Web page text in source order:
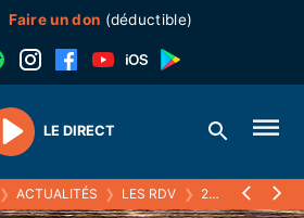
Faire un don (déductible)
Play
LE DIRECT
❯ ACTUALITÉS ❯ LES RDV ❯ 28 AVRIL 2022